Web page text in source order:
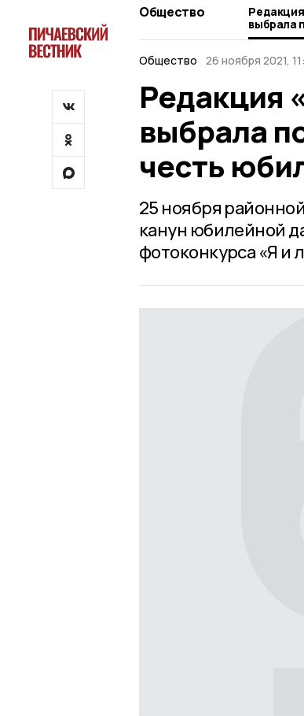
Общество
выбрала
честь
Общество
26 ноября 2021,
Редакция
выбрала
честь
25 ноября
канун юбилейной
фотоконкурса «Я и